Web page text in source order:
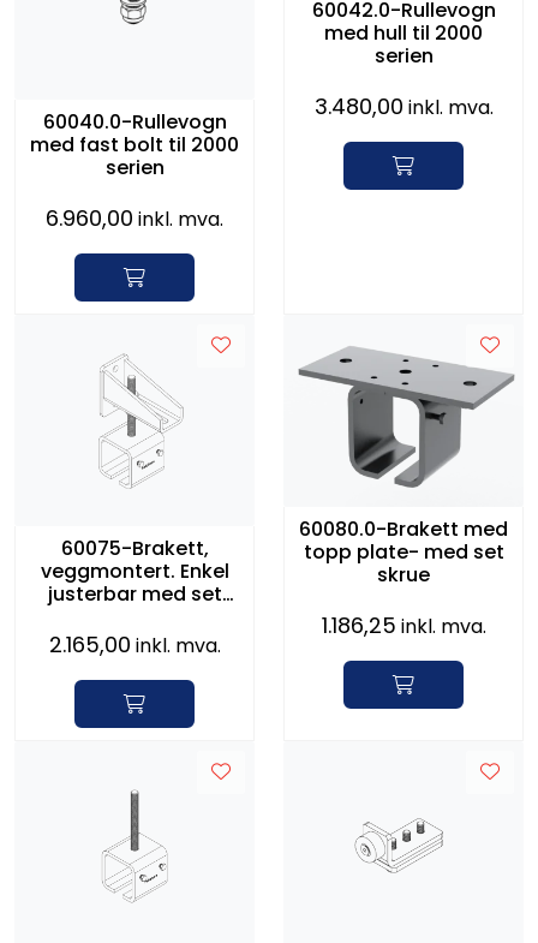
60040.0-Rullevogn
med fast bolt til 2000
serien
6.960,00 inkl. mva.
60042.0-Rullevogn
med hull til 2000
serien
3.480,00 inkl. mva.
60075-Brakett,
veggmontert. Enkel
justerbar med set
2.165,00 inkl. mva.
60080.0-Brakett med
topp plate- med set
skrue
1.186,25 inkl. mva.